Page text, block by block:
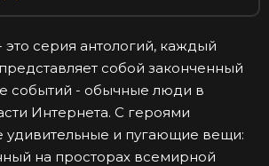
серия антологий, каждый
собой законченный
событий - обычные люди в
Интернета. С героями
удивительные и пугающие вещи:
на просторах всемирной